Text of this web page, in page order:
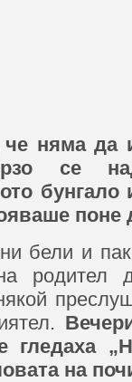
че няма
се
поне
бели и
на